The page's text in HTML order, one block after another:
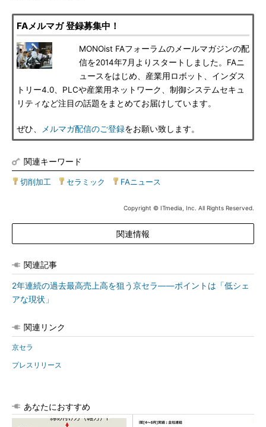
FAメルマガ 登録募集中！
MONOist FAフォーラムのメールマガジンの配
信を2014年7月よりスタートしました。FAニ
ュースをはじめ、産業用ロボット、インダス
トリー4.0、PLCや産業用ネットワーク、制御システムセキュ
リティなど注目の話題をまとめてお届けしています。
ぜひ、 メルマガ配信のご登録をお願い致します。
関連キーワード
切削加工 セラミック FAニュース
Copyright © ITmedia, Inc. All Rights Reserved.
関連情報
関連記事
2年連続の過去最高売上高を狙う京セラ――ポイントは「低シェ
アな現状」
関連リンク
京セラ
プレスリリース
あなたにおすすめ